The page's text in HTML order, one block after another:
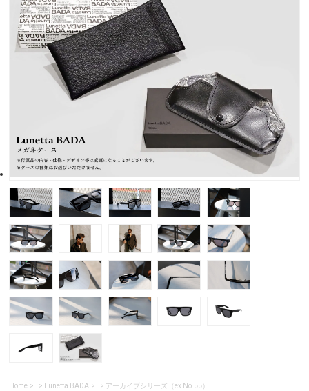
Home > Lunetta BADA > アーカイブシリーズ（ex No.○○）